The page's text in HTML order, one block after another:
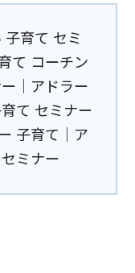
子育て セミ
て コーチン
｜アドラー
て セミナー
子育て｜ア
ミナー